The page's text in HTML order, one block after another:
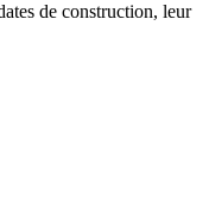
de construction, leur